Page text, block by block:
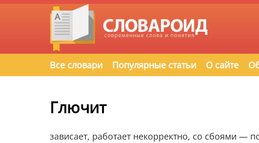
Все словари Популярные статьи О сайте
Глючит
зависает, работает некорректно, со сбоями